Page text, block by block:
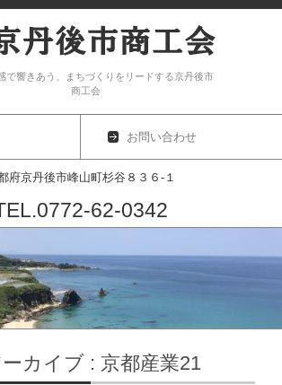
で響きあう、まちづくりをリードする京丹後市
商工会
お問い合わせ
府京丹後市峰山町杉谷８３６-１
62-0342
カイブ : 京都産業21